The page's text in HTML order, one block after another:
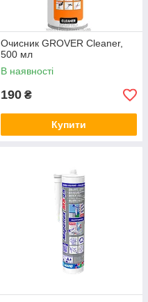
Очисник GROVER Cleaner,
500 мл
В наявності
190 ₴
Купити